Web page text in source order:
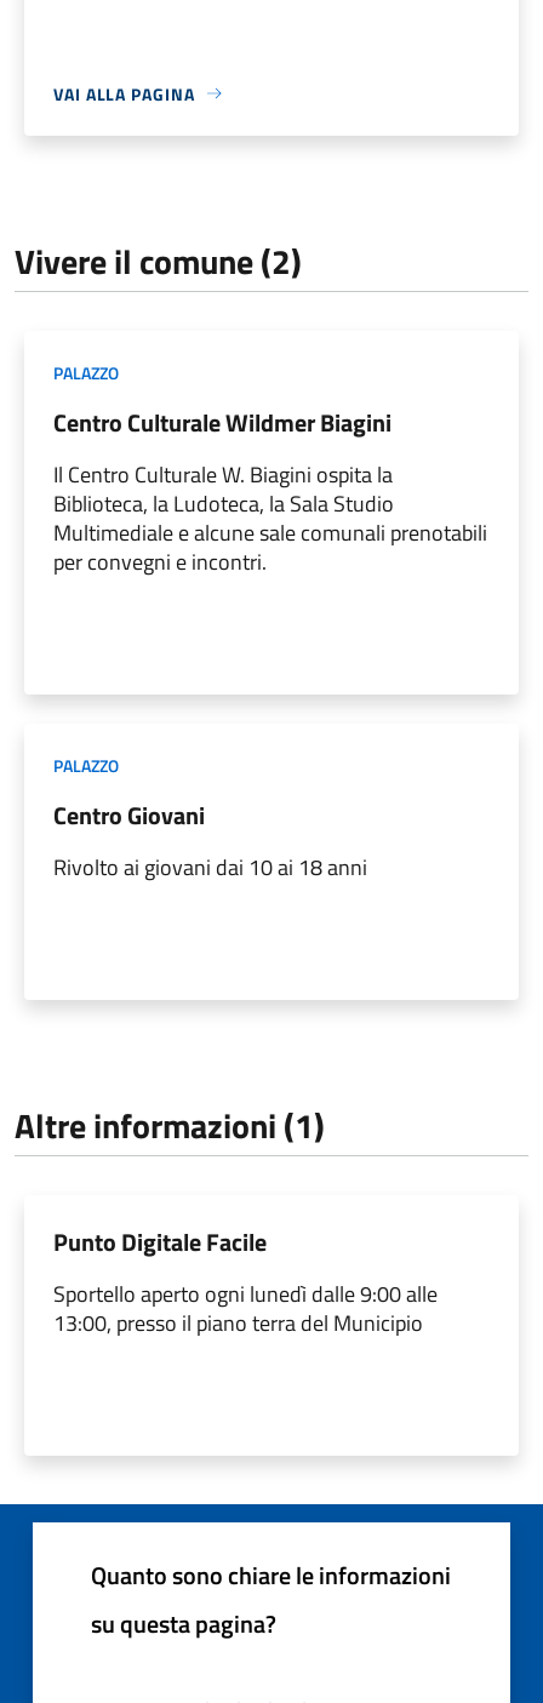
VAI ALLA PAGINA
Vivere il comune (2)
PALAZZO
Centro Culturale Wildmer Biagini
Il Centro Culturale W. Biagini ospita la
Biblioteca, la Ludoteca, la Sala Studio
Multimediale e alcune sale comunali prenotabili
per convegni e incontri.
PALAZZO
Centro Giovani
Rivolto ai giovani dai 10 ai 18 anni
Altre informazioni (1)
Punto Digitale Facile
Sportello aperto ogni lunedì dalle 9:00 alle
13:00, presso il piano terra del Municipio
Quanto sono chiare le informazioni
su questa pagina?